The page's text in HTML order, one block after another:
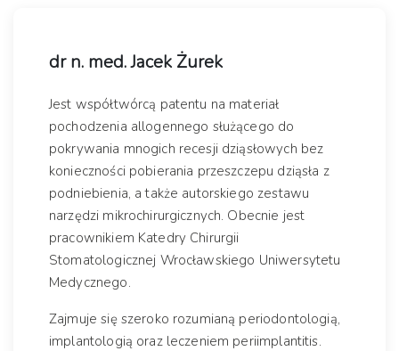
dr n. med. Jacek Żurek
Jest współtwórcą patentu na materiał
pochodzenia allogennego służącego do
pokrywania mnogich recesji dziąsłowych bez
konieczności pobierania przeszczepu dziąsła z
podniebienia, a także autorskiego zestawu
narzędzi mikrochirurgicznych. Obecnie jest
pracownikiem Katedry Chirurgii
Stomatologicznej Wrocławskiego Uniwersytetu
Medycznego.
Zajmuje się szeroko rozumianą periodontologią,
implantologią oraz leczeniem periimplantitis.